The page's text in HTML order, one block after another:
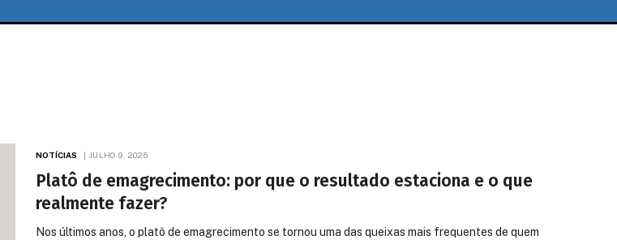
NOTÍCIAS JULHO 9, 2026
Platô de emagrecimento: por que o resultado estaciona e o que
realmente fazer?
Nos últimos anos, o platô de emagrecimento se tornou uma das queixas mais frequentes de quem